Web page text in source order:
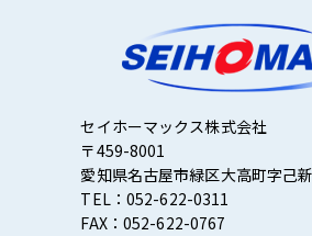
セイホーマックス株式会社
〒459-8001
愛知県名古屋市緑区大高町字己
TEL：052-622-0311
FAX：052-622-0767